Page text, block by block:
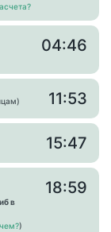
04:46
11:53
15:47
в
)
18:59